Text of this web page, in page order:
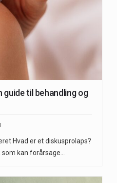
guide til behandling og
Hvad er et diskusprolaps?
kan forårsage…